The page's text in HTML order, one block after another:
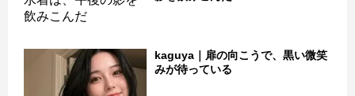
kaguya｜扉の向こうで、黒い微笑
みが待っている